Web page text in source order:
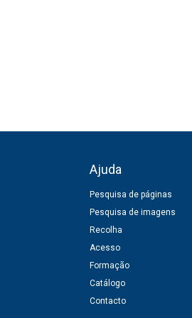
Ajuda
Pesquisa de páginas
Pesquisa de imagens
Recolha
Acesso
Formação
Catálogo
Contacto